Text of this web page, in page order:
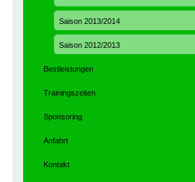
Saison 2013/2014
Saison 2012/2013
Bestleistungen
Trainingszeiten
Sponsoring
Anfahrt
Kontakt